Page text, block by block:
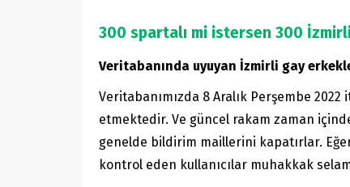
300 spartalı mi istersen 300
Veritabanında uyuyan İzmirli gay
Veritabanımızda 8 Aralık Perşembe
etmektedir. Ve güncel rakam zaman
genelde bildirim maillerini kapatırlar.
kontrol eden kullanıcılar muhakkak